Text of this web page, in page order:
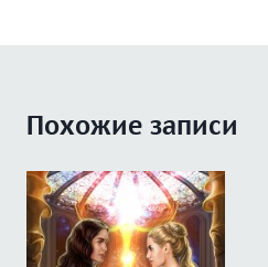
Похожие записи